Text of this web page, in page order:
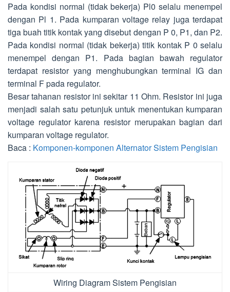
Pada kondisi normal (tidak bekerja) Pl0 selalu menempel
dengan Pl 1. Pada kumparan voltage relay juga terdapat
tiga buah titik kontak yang disebut dengan P 0, P1, dan P2.
Pada kondisi normal (tidak bekerja) titik kontak P 0 selalu
menempel dengan P1. Pada bagian bawah regulator
terdapat resistor yang menghubungkan terminal IG dan
terminal F pada regulator.
Besar tahanan resistor ini sekitar 11 Ohm. Resistor ini juga
menjadi salah satu petunjuk untuk menentukan kumparan
voltage regulator karena resistor merupakan bagian dari
kumparan voltage regulator.
Baca : Komponen-komponen Alternator Sistem Pengisian
Wiring Diagram Sistem Pengisian